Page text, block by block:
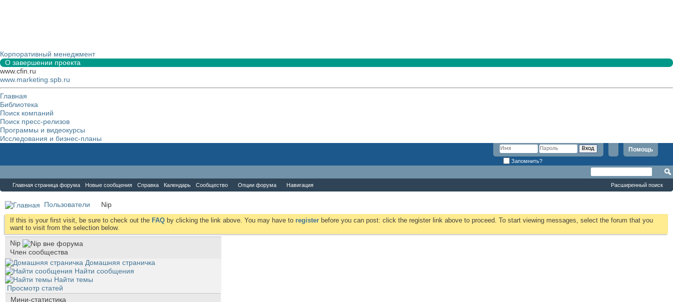
Корпоративный менеджмент
О завершении проекта
www.cfin.ru
www.marketing.spb.ru
Главная
Библиотека
Поиск компаний
Поиск пресс-релизов
Программы и видеокурсы
Исследования и бизнес-планы
Помощь
Запомнить?
Главная страница форума Новые сообщения Справка Календарь Сообщество Опции форума Навигация Расширенный поиск
Пользователи Nip
If this is your first visit, be sure to check out the FAQ by clicking the link above. You may have to register before you can post: click the register link above to proceed. To start viewing messages, select the forum that you
want to visit from the selection below.
Nip
Член сообщества
Домашняя страничка
Найти сообщения
Найти темы
Просмотр статей
Мини-статистика